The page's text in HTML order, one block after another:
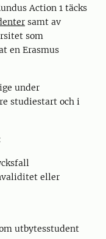
Action 1 täcks
samt av
som
en Erasmus
under
studiestart och i
eller
utbytesstudent